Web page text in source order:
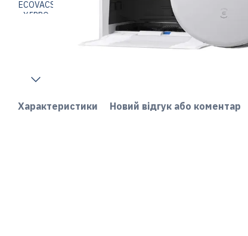
Характеристики Новий відгук або коментар